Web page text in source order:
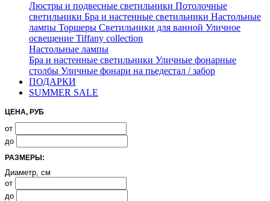
Люстры и подвесные светильники Потолочные
светильники Бра и настенные светильники Настольные
лампы Торшеры Светильники для ванной Уличное
освещение Tiffany collection
Настольные лампы
Бра и настенные светильники Уличные фонарные
столбы Уличные фонари на пьедестал / забор
ПОДАРКИ
SUMMER SALE
ЦЕНА, РУБ
от
до
РАЗМЕРЫ:
Диаметр, см
от
до